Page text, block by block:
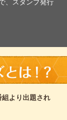
、スタンプ発行
より出題され